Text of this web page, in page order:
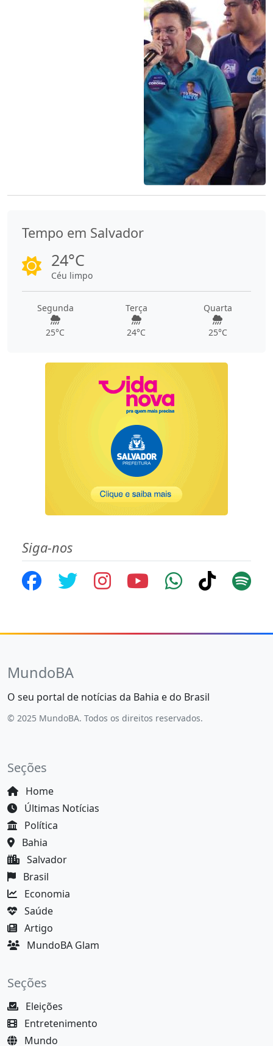
Tempo em Salvador
24°C
Céu limpo
Segunda
25°C
Terça
24°C
Quarta
25°C
Siga-nos
MundoBA
O seu portal de notícias da Bahia e do Brasil
© 2025 MundoBA. Todos os direitos reservados.
Seções
Home
Últimas Notícias
Política
Bahia
Salvador
Brasil
Economia
Saúde
Artigo
MundoBA Glam
Seções
Eleições
Entretenimento
Mundo